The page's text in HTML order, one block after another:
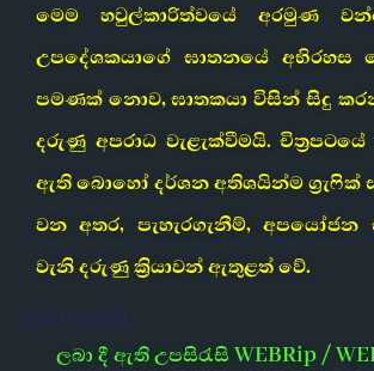
මෙම හවුල්කාරිත්වයේ අරමුණ
උපදේශකයාගේ ඝාතනයේ අභිරහස
පමණක් නොව, ඝාතකයා විසින් සිදු
දරුණු අපරාධ වැළැක්වීමයි.
ඇති බොහෝ දර්ශන අතිශයින්ම ග්‍රැෆික්
වන අතර, පැහැරගැනීම්,
වැනි දරුණු ක්‍රියාවන් ඇතුළත් වේ.
[post-views]
ලබා දී ඇති උපසිරැසි WEBRip /